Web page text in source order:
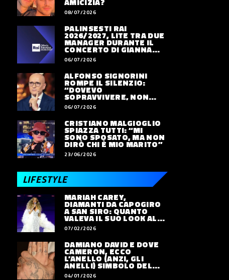
08/07/2026
PALINSESTI RAI
2026/2027, LITE TRA DUE
MANAGER DURANTE IL
CONCERTO DI GIANNA
NANNINI
06/07/2026
ALFONSO SIGNORINI
ROMPE IL SILENZIO:
“DOVEVO
SOPRAVVIVERE, NON
VIVERE”
06/07/2026
CRISTIANO MALGIOGLIO
SPIAZZA TUTTI: “MI
SONO SPOSATO, MA NON
DIRÒ CHI È MIO MARITO”
23/06/2026
LIFESTYLE
MARIAH CAREY,
DIAMANTI DA CAPOGIRO
A SAN SIRO: QUANTO
VALEVA IL SUO LOOK ALLE
OLIMPIADI
07/02/2026
DAMIANO DAVID E DOVE
CAMERON, ECCO
L’ANELLO (ANZI, GLI
ANELLI) SIMBOLO DEL
LORO AMORE
04/01/2026